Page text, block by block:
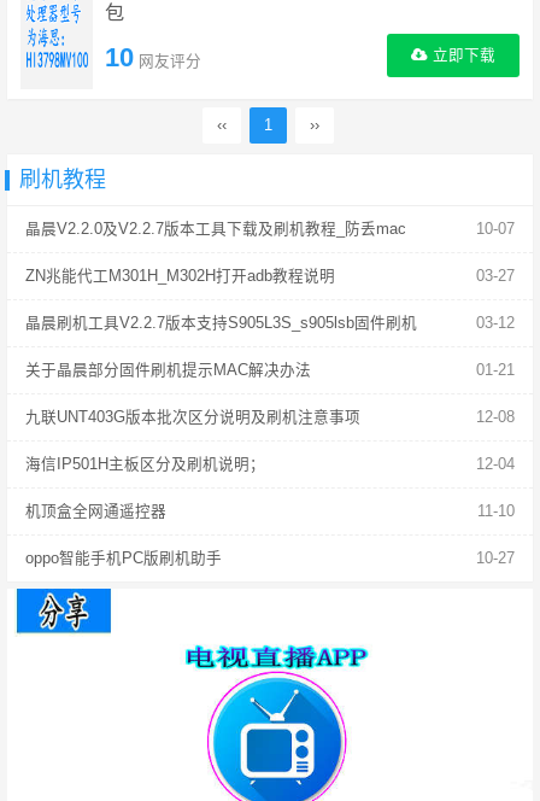
包
10 网友评分 立即下载
‹‹ 1 ››
刷机教程
10-07
晶晨V2.2.0及V2.2.7版本工具下载及刷机教程_防丢mac
03-27
ZN兆能代工M301H_M302H打开adb教程说明
03-12
晶晨刷机工具V2.2.7版本支持S905L3S_s905lsb固件刷机
01-21
关于晶晨部分固件刷机提示MAC解决办法
12-08
九联UNT403G版本批次区分说明及刷机注意事项
12-04
海信IP501H主板区分及刷机说明；
11-10
机顶盒全网通遥控器
10-27
oppo智能手机PC版刷机助手